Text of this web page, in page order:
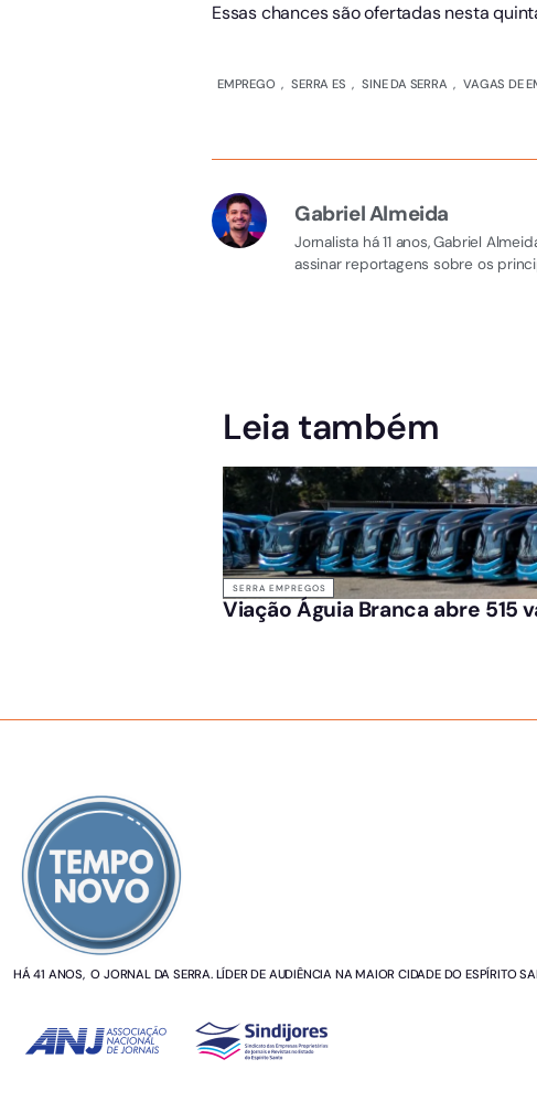
Essas chances são ofertadas nesta
EMPREGO , SERRA ES , SINE DA SERRA , VAGAS DE
Gabriel Almeida
Jornalista há 11 anos, Gabriel
assinar reportagens sobre os
Leia também
SERRA EMPREGOS
Viação Águia Branca abre 515
HÁ 41 ANOS, O JORNAL DA SERRA. LÍDER DE AUDIÊNCIA NA MAIOR CIDADE DO ESPÍRITO